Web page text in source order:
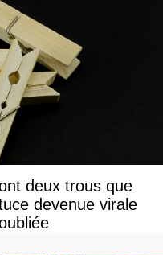
deux trous que
devenue virale